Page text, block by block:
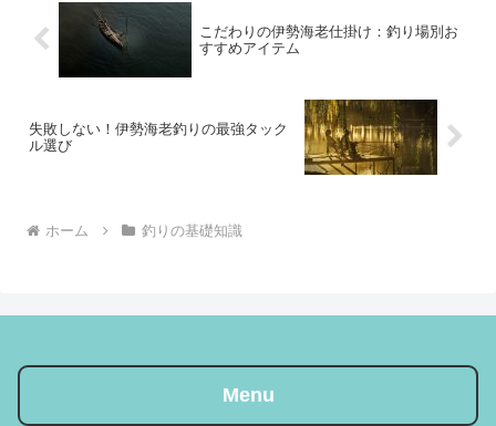
こだわりの伊勢海老仕掛け：釣り場別お
すすめアイテム
失敗しない！伊勢海老釣りの最強タック
ル選び
ホーム 釣りの基礎知識
Menu